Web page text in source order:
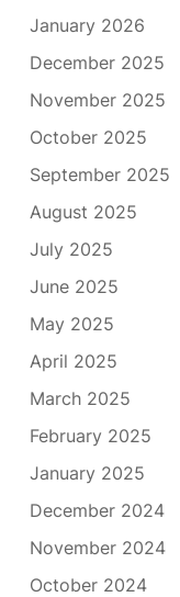
January 2026
December 2025
November 2025
October 2025
September 2025
August 2025
July 2025
June 2025
May 2025
April 2025
March 2025
February 2025
January 2025
December 2024
November 2024
October 2024